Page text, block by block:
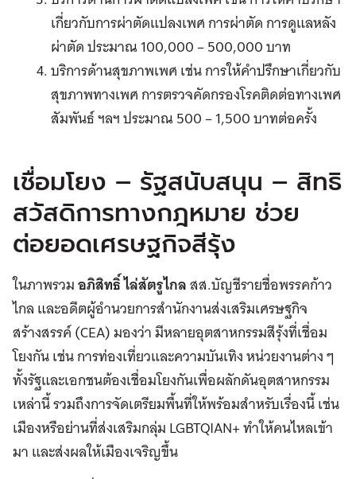
เกี่ยวกับการผ่าตัดแปลงเพศ การผ่าตัด การดูแลหลัง
ผ่าตัด ประมาณ100,000 – 500,000 บาท
บริการด้านสุขภาพเพศ เช่น การให้คำปรึกษาเกี่ยวกับ
สุขภาพทางเพศ การตรวจคัดกรองโรคติดต่อทางเพศ
สัมพันธ์ ฯลฯ ประมาณ500 – 1,500 บาทต่อครั้ง
เชื่อมโยง – รัฐสนับสนุน – สิทธิ
สวัสดิการทางกฎหมาย ช่วย
ต่อยอดเศรษฐกิจสีรุ้ง
ในภาพรวมอภิสิทธิ์ ไล่สัตรูไกลสส.บัญชีรายชื่อพรรคก้าว
ไกล และอดีตผู้อำนวยการสำนักงานส่งเสริมเศรษฐกิจ
สร้างสรรค์ (CEA) มองว่า มีหลายอุตสาหกรรมสีรุ้งที่เชื่อม
โยงกัน เช่น การท่องเที่ยวและความบันเทิง หน่วยงานต่าง ๆ
ทั้งรัฐและเอกชนต้องเชื่อมโยงกันเพื่อผลักดันอุตสาหกรรม
เหล่านี้ รวมถึงการจัดเตรียมพื้นที่ให้พร้อมสำหรับเรื่องนี้ เช่น
เมืองหรือย่านที่ส่งเสริมกลุ่ม LGBTQIAN+ ทำให้คนไหลเข้า
มา และส่งผลให้เมืองเจริญขึ้น